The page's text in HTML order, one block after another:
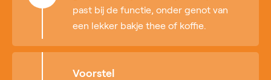
past bij de functie, onder genot van
een lekker bakje thee of koffie.
Voorstel